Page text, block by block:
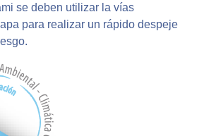
se deben utilizar la vías
para realizar un rápido despeje